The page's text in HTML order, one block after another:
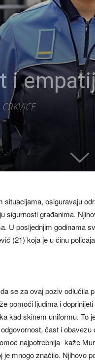
i
osiguravaju
sigurnosti građanima.
U posljednjim godinama
(21) koja je u činu
se za ovaj poziv odlučila
pomoći ljudima i
kad skinem uniformu. To
čast i obavezu
najpotrebnija -kaže
mnogo značilo. Njihovo